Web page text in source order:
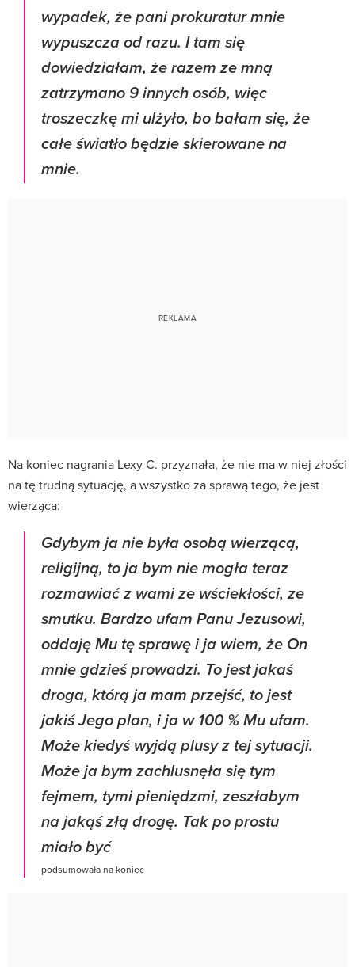
wypadek, że pani prokuratur mnie
wypuszcza od razu. I tam się
dowiedziałam, że razem ze mną
zatrzymano 9 innych osób, więc
troszeczkę mi ulżyło, bo bałam się, że
całe światło będzie skierowane na
mnie.
Na koniec nagrania Lexy C. przyznała, że nie ma w niej złości
na tę trudną sytuację, a wszystko za sprawą tego, że jest
wierząca:
Gdybym ja nie była osobą wierzącą,
religijną, to ja bym nie mogła teraz
rozmawiać z wami ze wściekłości, ze
smutku. Bardzo ufam Panu Jezusowi,
oddaję Mu tę sprawę i ja wiem, że On
mnie gdzieś prowadzi. To jest jakaś
droga, którą ja mam przejść, to jest
jakiś Jego plan, i ja w 100 % Mu ufam.
Może kiedyś wyjdą plusy z tej sytuacji.
Może ja bym zachlusnęła się tym
fejmem, tymi pieniędzmi, zeszłabym
na jakąś złą drogę. Tak po prostu
miało być
podsumowała na koniec